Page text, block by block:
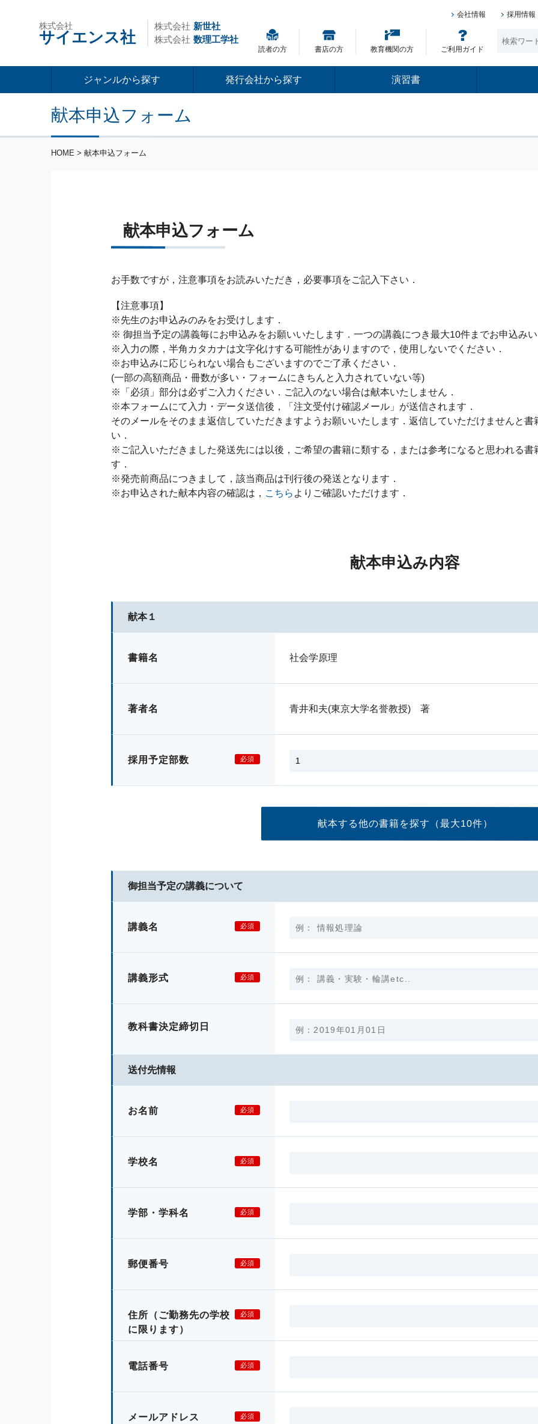
株式会社
サイエンス社
株式会社 新世社
株式会社 数理工学社
会社情報 採用情報
読者の方 書店の方 教育機関の方 ご利用ガイド
ジャンルから探す 発行会社から探す 演習書
献本申込フォーム
HOME > 献本申込フォーム
献本申込フォーム
お手数ですが，注意事項をお読みいただき，必要事項をご記入下さい．
【注意事項】
※先生のお申込みのみをお受けします．
※ 御担当予定の講義毎にお申込みをお願いいたします．一つの講義につき最大10件までお申込み
※入力の際，半角カタカナは文字化けする可能性がありますので，使用しないでください．
※お申込みに応じられない場合もございますのでご了承ください．
(一部の高額商品・冊数が多い・フォームにきちんと入力されていない等)
※「必須」部分は必ずご入力ください．ご記入のない場合は献本いたしません．
※本フォームにて入力・データ送信後，「注文受付け確認メール」が送信されます．
そのメールをそのまま返信していただきますようお願いいたします．返信していただけませんと
い．
※ご記入いただきました発送先には以後，ご希望の書籍に類する，または参考になると思われる
す．
※発売前商品につきまして，該当商品は刊行後の発送となります．
※お申込された献本内容の確認は， こちら よりご確認いただけます．
献本申込み内容
献本１
書籍名 社会学原理
著者名 青井和夫(東京大学名誉教授) 著
採用予定部数 必須
献本する他の書籍を探す （最大10件）
御担当予定の講義について
講義名 必須
講義形式 必須
教科書決定締切日
送付先情報
お名前 必須
学校名 必須
学部・学科名 必須
郵便番号 必須
住所 （ご勤務先の学校
に限ります）
必須
電話番号 必須
メールアドレス 必須